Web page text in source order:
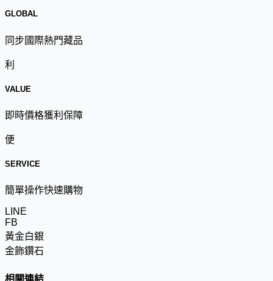
GLOBAL
同步國際熱門藏品
利
VALUE
即時價格獲利保障
便
SERVICE
簡單操作快速購物
LINE
FB
黃金白銀
金飾鑽石
相關連結